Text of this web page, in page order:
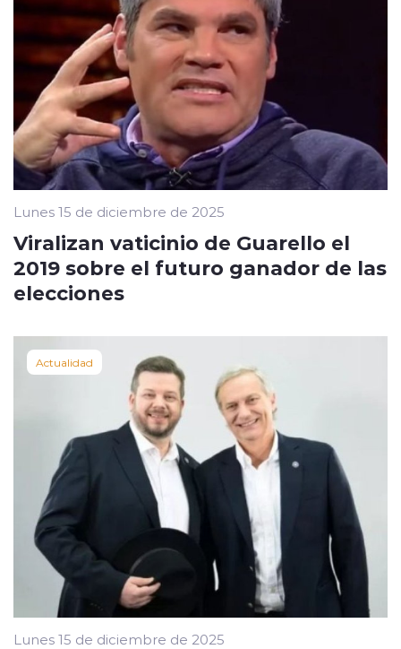
Lunes 15 de diciembre de 2025
Viralizan vaticinio de Guarello el
2019 sobre el futuro ganador de las
elecciones
Actualidad
Lunes 15 de diciembre de 2025